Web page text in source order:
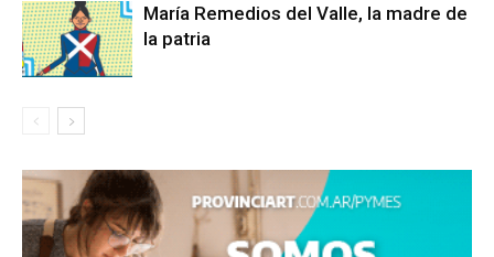
María Remedios del Valle, la madre de
la patria